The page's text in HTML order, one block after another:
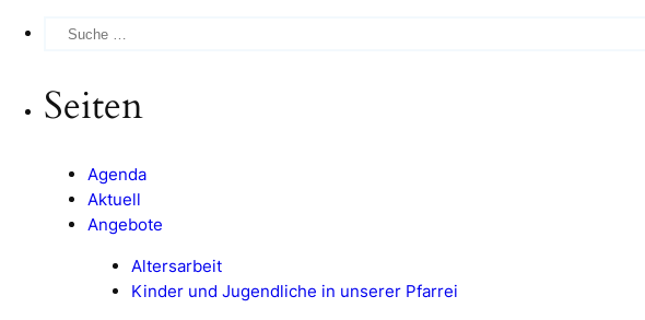
Suche
Seiten
Agenda
Aktuell
Angebote
Altersarbeit
Kinder und Jugendliche in unserer Pfarrei